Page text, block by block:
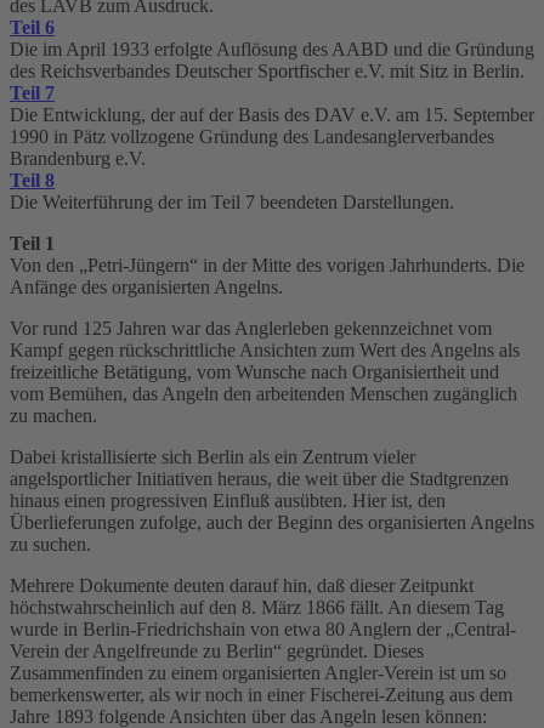
des LAVB zum Ausdruck.
Teil 6
Die im April 1933 erfolgte Auflösung des AABD und die Gründung
des Reichsverbandes Deutscher Sportfischer e.V. mit Sitz in Berlin.
Teil 7
Die Entwicklung, der auf der Basis des DAV e.V. am 15. September
1990 in Pätz vollzogene Gründung des Landesanglerverbandes
Brandenburg e.V.
Teil 8
Die Weiterführung der im Teil 7 beendeten Darstellungen.
Teil 1
Von den „Petri-Jüngern“ in der Mitte des vorigen Jahrhunderts. Die
Anfänge des organisierten Angelns.
Vor rund 125 Jahren war das Anglerleben gekennzeichnet vom
Kampf gegen rückschrittliche Ansichten zum Wert des Angelns als
freizeitliche Betätigung, vom Wunsche nach Organisiertheit und
vom Bemühen, das Angeln den arbeitenden Menschen zugänglich
zu machen.
Dabei kristallisierte sich Berlin als ein Zentrum vieler
angelsportlicher Initiativen heraus, die weit über die Stadtgrenzen
hinaus einen progressiven Einfluß ausübten. Hier ist, den
Überlieferungen zufolge, auch der Beginn des organisierten Angelns
zu suchen.
Mehrere Dokumente deuten darauf hin, daß dieser Zeitpunkt
höchstwahrscheinlich auf den 8. März 1866 fällt. An diesem Tag
wurde in Berlin-Friedrichshain von etwa 80 Anglern der „Central-
Verein der Angelfreunde zu Berlin“ gegründet. Dieses
Zusammenfinden zu einem organisierten Angler-Verein ist um so
bemerkenswerter, als wir noch in einer Fischerei-Zeitung aus dem
Jahre 1893 folgende Ansichten über das Angeln lesen können: